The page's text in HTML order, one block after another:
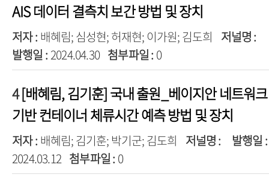
AIS 데이터 결측치 보간 방법 및 장치
저자 : 배혜림; 심성현; 허재현; 이가원; 김도희
저널명 :
발행일 : 2024.04.30 첨부파일 : 0
4[배혜림, 김기훈] 국내 출원_베이지안 네트워크
기반 컨테이너 체류시간 예측 방법 및 장치
저자 : 배혜림; 김기훈; 박기군; 김도희 저널명 :
발행일 :
2024.03.12 첨부파일 : 0